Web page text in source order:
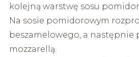
kolejną warstwę sosu
Na sosie pomidorowym
beszamelowego, a następnie
mozzarellą.